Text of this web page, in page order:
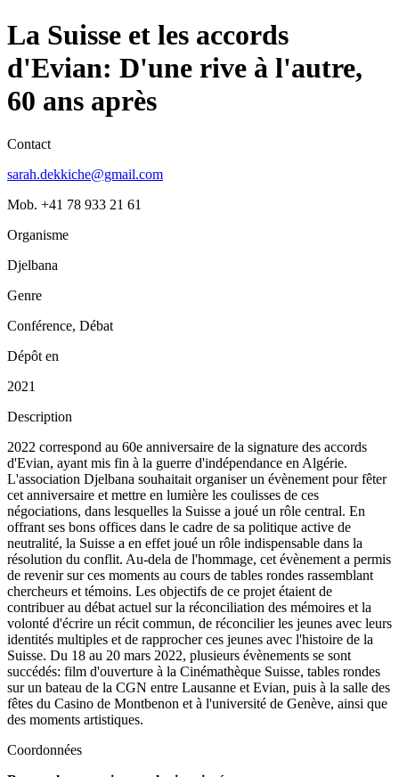
La Suisse et les accords
d'Evian: D'une rive à l'autre,
60 ans après
Contact
sarah.dekkiche@gmail.com
Mob. +41 78 933 21 61
Organisme
Djelbana
Genre
Conférence, Débat
Dépôt en
2021
Description
2022 correspond au 60e anniversaire de la signature des accords
d'Evian, ayant mis fin à la guerre d'indépendance en Algérie.
L'association Djelbana souhaitait organiser un évènement pour fêter
cet anniversaire et mettre en lumière les coulisses de ces
négociations, dans lesquelles la Suisse a joué un rôle central. En
offrant ses bons offices dans le cadre de sa politique active de
neutralité, la Suisse a en effet joué un rôle indispensable dans la
résolution du conflit. Au-dela de l'hommage, cet évènement a permis
de revenir sur ces moments au cours de tables rondes rassemblant
chercheurs et témoins. Les objectifs de ce projet étaient de
contribuer au débat actuel sur la réconciliation des mémoires et la
volonté d'écrire un récit commun, de réconcilier les jeunes avec leurs
identités multiples et de rapprocher ces jeunes avec l'histoire de la
Suisse. Du 18 au 20 mars 2022, plusieurs évènements se sont
succédés: film d'ouverture à la Cinémathèque Suisse, tables rondes
sur un bateau de la CGN entre Lausanne et Evian, puis à la salle des
fêtes du Casino de Montbenon et à l'université de Genève, ainsi que
des moments artistiques.
Coordonnées